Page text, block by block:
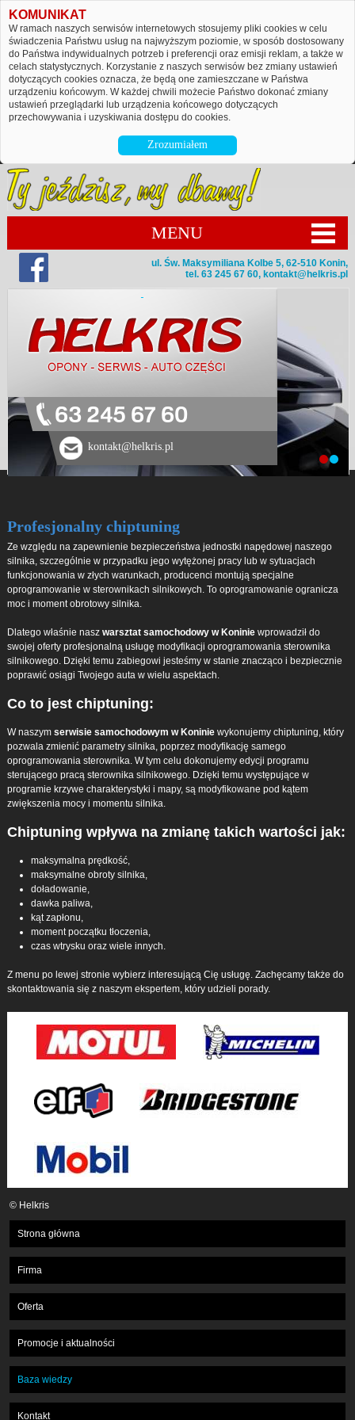
KOMUNIKAT
W ramach naszych serwisów internetowych stosujemy pliki cookies w celu
świadczenia Państwu usług na najwyższym poziomie, w sposób dostosowany
do Państwa indywidualnych potrzeb i preferencji oraz emisji reklam, a także w
celach statystycznych. Korzystanie z naszych serwisów bez zmiany ustawień
dotyczących cookies oznacza, że będą one zamieszczane w Państwa
urządzeniu końcowym. W każdej chwili możecie Państwo dokonać zmiany
ustawień przeglądarki lub urządzenia końcowego dotyczących
przechowywania i uzyskiwania dostępu do cookies.
Zrozumiałem
MENU
ul. Św. Maksymiliana Kolbe 5, 62-510 Konin,
tel. 63 245 67 60, kontakt@helkris.pl
63 245 67 60
kontakt@helkris.pl
Profesjonalny chiptuning
Ze względu na zapewnienie bezpieczeństwa jednostki napędowej naszego
silnika, szczególnie w przypadku jego wytężonej pracy lub w sytuacjach
funkcjonowania w złych warunkach, producenci montują specjalne
oprogramowanie w sterownikach silnikowych. To oprogramowanie ogranicza
moc i moment obrotowy silnika.
Dlatego właśnie nasz warsztat samochodowy w Koniniewprowadził do
swojej oferty profesjonalną usługę modyfikacji oprogramowania sterownika
silnikowego. Dzięki temu zabiegowi jesteśmy w stanie znacząco i bezpiecznie
poprawić osiągi Twojego auta w wielu aspektach.
Co to jest chiptuning:
W naszym serwisie samochodowym w Koniniewykonujemy chiptuning, który
pozwala zmienić parametry silnika, poprzez modyfikację samego
oprogramowania sterownika. W tym celu dokonujemy edycji programu
sterującego pracą sterownika silnikowego. Dzięki temu występujące w
programie krzywe charakterystyki i mapy, są modyfikowane pod kątem
zwiększenia mocy i momentu silnika.
Chiptuning wpływa na zmianę takich wartości jak:
maksymalna prędkość,
maksymalne obroty silnika,
doładowanie,
dawka paliwa,
kąt zapłonu,
moment początku tłoczenia,
czas wtrysku oraz wiele innych.
Z menu po lewej stronie wybierz interesującą Cię usługę. Zachęcamy także do
skontaktowania się z naszym ekspertem, który udzieli porady.
© Helkris
Strona główna
Firma
Oferta
Promocje i aktualności
Baza wiedzy
Kontakt